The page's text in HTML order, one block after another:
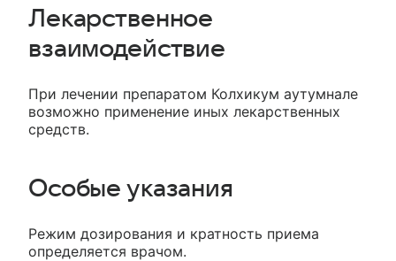
Лекарственное
взаимодействие
При лечении препаратом Колхикум аутумнале
возможно применение иных лекарственных
средств.
Особые указания
Режим дозирования и кратность приема
определяется врачом.